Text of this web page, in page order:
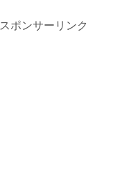
スポンサーリンク